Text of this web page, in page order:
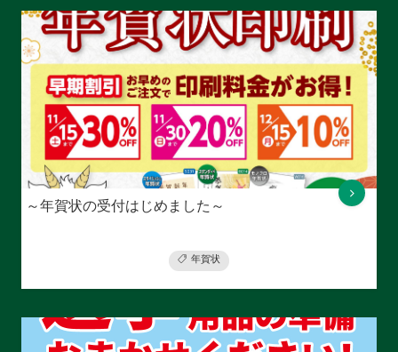
～年賀状の受付はじめました～
年賀状